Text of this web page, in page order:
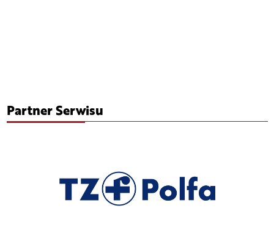
Partner Serwisu